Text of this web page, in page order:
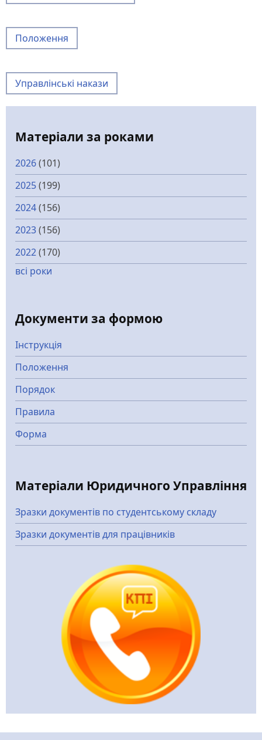
Положення
Управлінські накази
Матеріали за роками
2026(101)
2025(199)
2024(156)
2023(156)
2022(170)
всі роки
Документи за формою
Інструкція
Положення
Порядок
Правила
Форма
Матеріали Юридичного Управління
Зразки документів по студентському складу
Зразки документів для працівників